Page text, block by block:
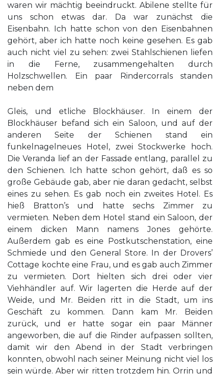
waren wir mächtig beeindruckt. Abilene stellte für
uns schon etwas dar. Da war zunächst die
Eisenbahn. Ich hatte schon von den Eisenbahnen
gehört, aber ich hatte noch keine gesehen. Es gab
auch nicht viel zu sehen: zwei Stahlschienen liefen
in die Ferne, zusammengehalten durch
Holzschwellen. Ein paar Rindercorrals standen
neben dem
Gleis, und etliche Blockhäuser. In einem der
Blockhäuser befand sich ein Saloon, und auf der
anderen Seite der Schienen stand ein
funkelnagelneues Hotel, zwei Stockwerke hoch.
Die Veranda lief an der Fassade entlang, parallel zu
den Schienen. Ich hatte schon gehört, daß es so
große Gebäude gab, aber nie daran gedacht, selbst
eines zu sehen. Es gab noch ein zweites Hotel. Es
hieß Bratton’s und hatte sechs Zimmer zu
vermieten. Neben dem Hotel stand ein Saloon, der
einem dicken Mann namens Jones gehörte.
Außerdem gab es eine Postkutschenstation, eine
Schmiede und den General Store. In der Drovers’
Cottage kochte eine Frau, und es gab auch Zimmer
zu vermieten. Dort hielten sich drei oder vier
Viehhändler auf. Wir lagerten die Herde auf der
Weide, und Mr. Beiden ritt in die Stadt, um ins
Geschäft zu kommen. Dann kam Mr. Beiden
zurück, und er hatte sogar ein paar Männer
angeworben, die auf die Rinder aufpassen sollten,
damit wir den Abend in der Stadt verbringen
konnten, obwohl nach seiner Meinung nicht viel los
sein würde. Aber wir ritten trotzdem hin. Orrin und